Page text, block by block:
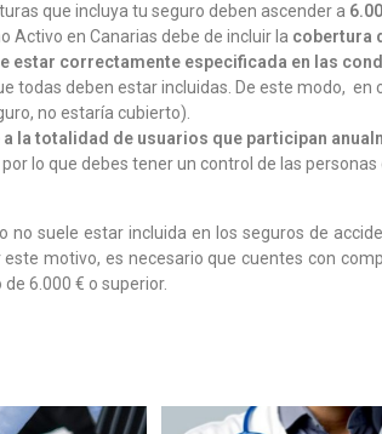
que incluya tu seguro deben ascender a
Activo en Canarias debe de incluir la cobertura
estar correctamente especificada en las
todas deben estar incluidas. De este modo,
no estaría cubierto).
la totalidad de usuarios que participan
lo que debes tener un control de las
no suele estar incluida en los seguros de
motivo, es necesario que cuentes con
6.000 € o superior.